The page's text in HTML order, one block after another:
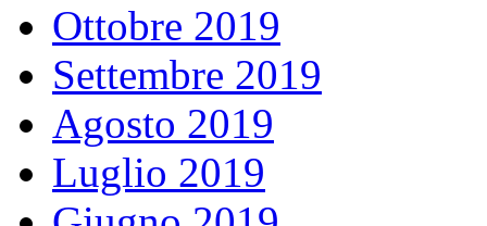
Ottobre 2019
Settembre 2019
Agosto 2019
Luglio 2019